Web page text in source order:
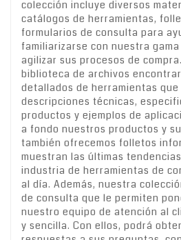
colección incluye diversos
catálogos de herramientas,
formularios de consulta para
familiarizarse con nuestra
agilizar sus procesos de
biblioteca de archivos
detallados de herramientas que
descripciones técnicas,
productos y ejemplos de
a fondo nuestros productos y
también ofrecemos folletos
muestran las últimas
industria de herramientas de
al día. Además, nuestra
de consulta que le permiten
nuestro equipo de atención al
y sencilla. Con ellos, podrá